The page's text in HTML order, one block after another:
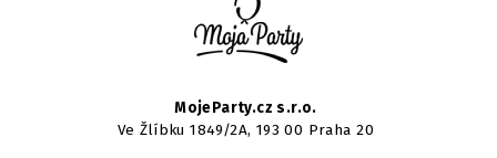
MojeParty.cz s.r.o.
Ve Žlíbku 1849/2A, 193 00 Praha 20